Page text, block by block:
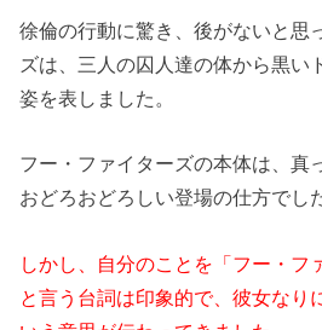
徐倫の行動に驚き、後がないと思
ズは、三人の囚人達の体から黒い
姿を表しました。
フー・ファイターズの本体は、真
おどろおどろしい登場の仕方でし
しかし、自分のことを「フー・フ
と言う台詞は印象的で、彼女なり